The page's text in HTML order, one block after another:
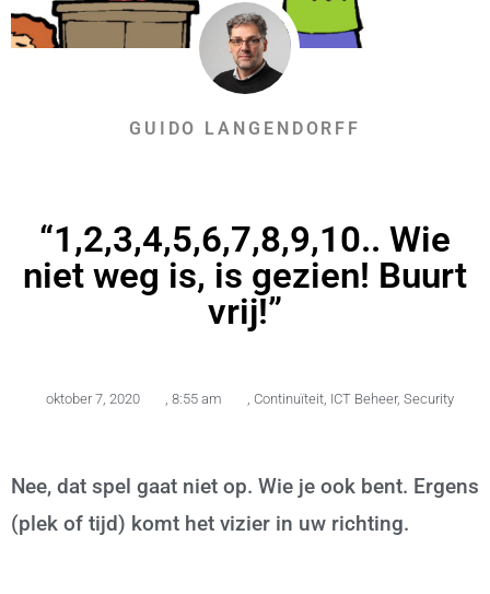
GUIDO LANGENDORFF
“1,2,3,4,5,6,7,8,9,10.. Wie
niet weg is, is gezien! Buurt
vrij!”
oktober 7, 2020 8:55 am Continuïteit, ICT Beheer, Security
Nee, dat spel gaat niet op. Wie je ook bent. Ergens
(plek of tijd) komt het vizier in uw richting.